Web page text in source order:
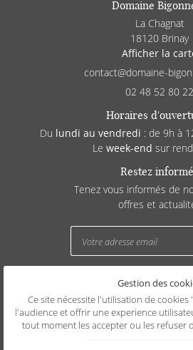
Domaine
La Chagnat
18120 Brinay
Afficher la
02 48 52 80 22
Horaires
Du lundi au vendredi : de 9h à
Le week-end sur
Restez
Tenez vous informés de
offres et
Mentions
Conditions générales
Politique de
Gestion des
Gestion des
Ce site nécessite l'utilisation de
l'audience et offrir une experience
tout moment les accepter ou les refuser